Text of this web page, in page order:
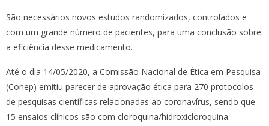
São necessários novos estudos randomizados, controlados e
com um grande número de pacientes, para uma conclusão sobre
a eficiência desse medicamento.
Até o dia 14/05/2020, a Comissão Nacional de Ética em Pesquisa
(Conep) emitiu parecer de aprovação ética para 270 protocolos
de pesquisas científicas relacionadas ao coronavírus, sendo que
15 ensaios clínicos são com cloroquina/hidroxicloroquina.